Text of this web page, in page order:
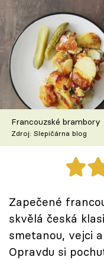
Recepty
Články
TV Program
Škola vaření
Recepty z TV
Speciál: Cuketa
Těhotnej
Sledujte prima+
Francouzské brambory
Zdroj: Slepičárna blog
Zapečené
skvělá česká
smetanou, vejci
Opravdu si